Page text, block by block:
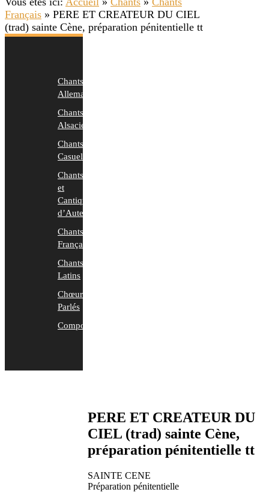
PERE ET CREATEUR DU
CIEL (trad) sainte Cène,
préparation pénitentielle tt
SAINTE CENE
Préparation pénitentielle
Français » PERE ET CREATEUR DU CIEL
(trad) sainte Cène, préparation pénitentielle tt
Chants
Allemands
Chants
Alsaciens
Chants
Casuels
Chants
et
Cantiques
d’Auteurs
Chants
Français
Chants
Latins
Chœurs
Parlés
Compositions